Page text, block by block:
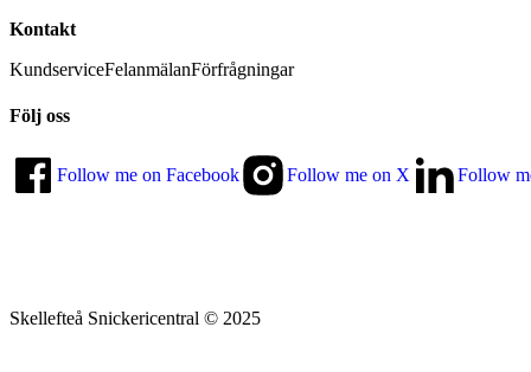
Kontakt
KundserviceFelanmälanFörfrågningar
Följ oss
Follow me on Facebook Follow me on X Follow
Skellefteå Snickericentral © 2025